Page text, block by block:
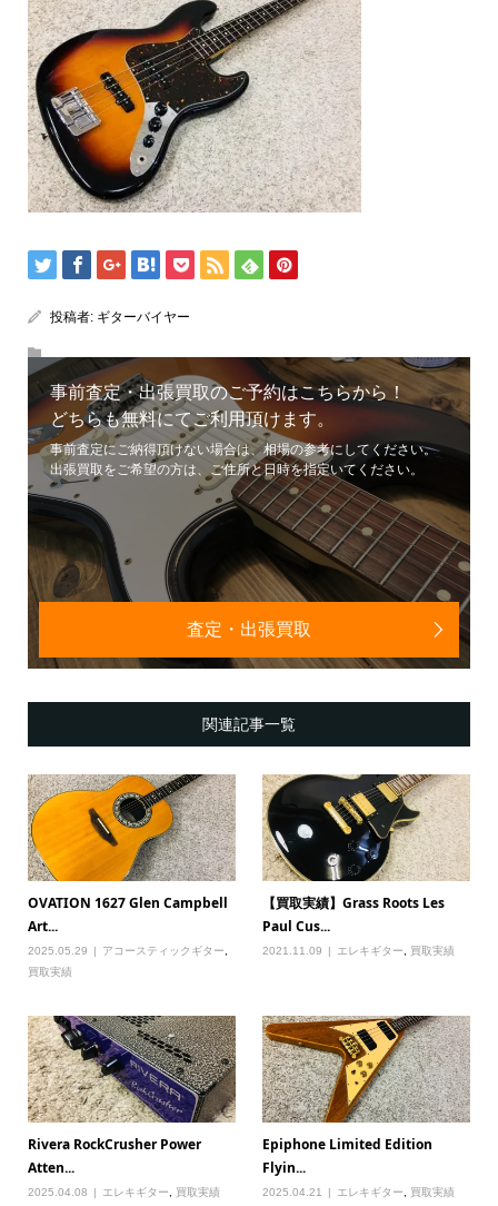
投稿者: ギターバイヤー
事前査定・出張買取のご予約はこちらから！
どちらも無料にてご利用頂けます。
事前査定にご納得頂けない場合は、相場の参考にしてください。
出張買取をご希望の方は、ご住所と日時を指定いてください。
査定・出張買取
関連記事一覧
OVATION 1627 Glen Campbell
Art...
2025.05.29 アコースティックギター
買取実績
【買取実績】Grass Roots Les
Paul Cus...
2021.11.09 エレキギター 買取実績
Rivera RockCrusher Power
Atten...
2025.04.08 エレキギター 買取実績
Epiphone Limited Edition
Flyin...
2025.04.21 エレキギター 買取実績